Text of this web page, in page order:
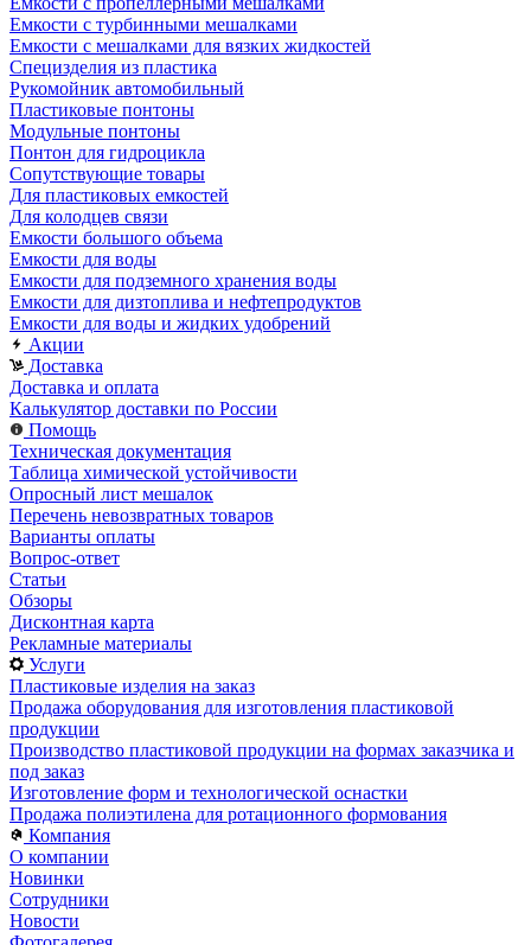
Емкости с турбинными мешалками
Емкости с мешалками для вязких жидкостей
Специзделия из пластика
Рукомойник автомобильный
Пластиковые понтоны
Модульные понтоны
Понтон для гидроцикла
Сопутствующие товары
Для пластиковых емкостей
Для колодцев связи
Емкости большого объема
Емкости для воды
Емкости для подземного хранения воды
Емкости для дизтоплива и нефтепродуктов
Емкости для воды и жидких удобрений
Акции
Доставка
Доставка и оплата
Калькулятор доставки по России
Помощь
Техническая документация
Таблица химической устойчивости
Опросный лист мешалок
Перечень невозвратных товаров
Варианты оплаты
Вопрос-ответ
Статьи
Обзоры
Дисконтная карта
Рекламные материалы
Услуги
Пластиковые изделия на заказ
Продажа оборудования для изготовления пластиковой
продукции
Производство пластиковой продукции на формах заказчика и
под заказ
Изготовление форм и технологической оснастки
Продажа полиэтилена для ротационного формования
Компания
О компании
Новинки
Сотрудники
Новости